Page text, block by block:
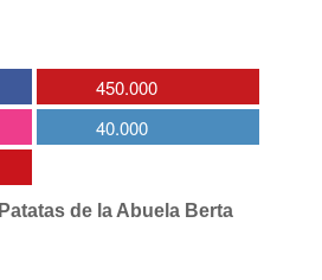
450.000
40.000
de la Abuela Berta